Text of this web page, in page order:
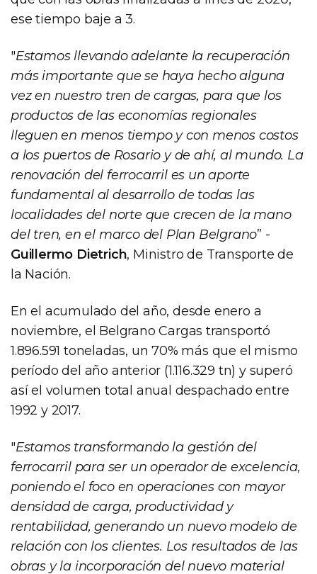
ese tiempo baje a 3.
"Estamos llevando adelante la recuperación
más importante que se haya hecho alguna
vez en nuestro tren de cargas, para que los
productos de las economías regionales
lleguen en menos tiempo y con menos costos
a los puertos de Rosario y de ahí, al mundo. La
renovación del ferrocarril es un aporte
fundamental al desarrollo de todas las
localidades del norte que crecen de la mano
del tren, en el marco del Plan Belgrano” -
Guillermo Dietrich, Ministro de Transporte de
la Nación.
En el acumulado del año, desde enero a
noviembre, el Belgrano Cargas transportó
1.896.591 toneladas, un 70% más que el mismo
período del año anterior (1.116.329 tn) y superó
así el volumen total anual despachado entre
1992 y 2017.
"Estamos transformando la gestión del
ferrocarril para ser un operador de excelencia,
poniendo el foco en operaciones con mayor
densidad de carga, productividad y
rentabilidad, generando un nuevo modelo de
relación con los clientes. Los resultados de las
obras y la incorporación del nuevo material